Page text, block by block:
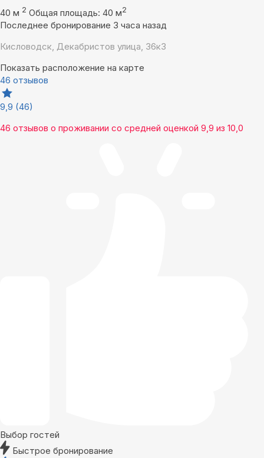
40 м 2 Общая площадь: 40 м2
Последнее бронирование 3 часа назад
Кисловодск, Декабристов улица, 36к3
Показать расположение на карте
46 отзывов
9,9 (46)
46 отзывов о проживании со средней оценкой 9,9 из 10,0
Выбор гостей
Быстрое бронирование